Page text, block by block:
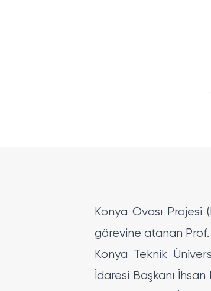
Konya Ovası Projesi
görevine atanan Prof.
Konya Teknik
İdaresi Başkanı